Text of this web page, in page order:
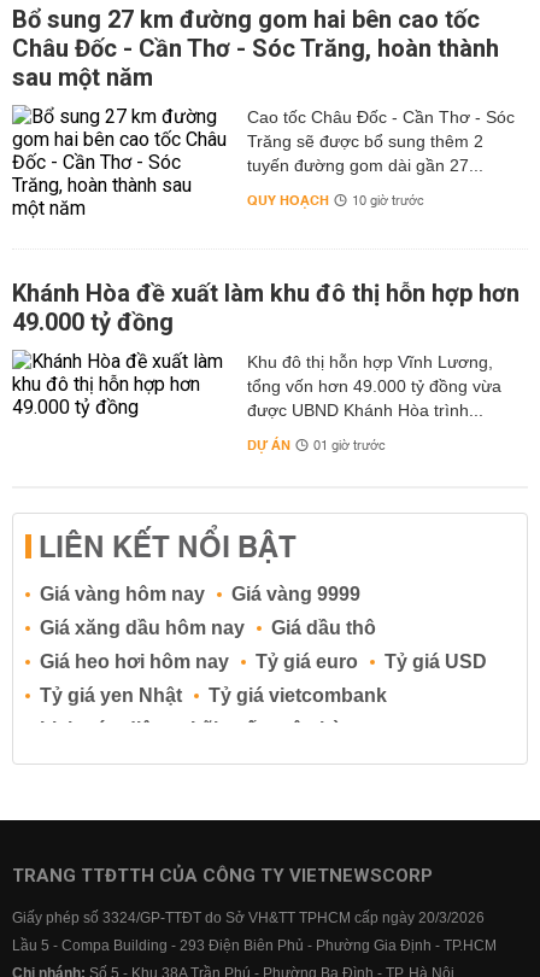
Bổ sung 27 km đường gom hai bên cao tốc
Châu Đốc - Cần Thơ - Sóc Trăng, hoàn thành
sau một năm
Cao tốc Châu Đốc - Cần Thơ - Sóc
Trăng sẽ được bổ sung thêm 2
tuyến đường gom dài gần 27...
QUY HOẠCH 10 giờ trước
Khánh Hòa đề xuất làm khu đô thị hỗn hợp hơn
49.000 tỷ đồng
Khu đô thị hỗn hợp Vĩnh Lương,
tổng vốn hơn 49.000 tỷ đồng vừa
được UBND Khánh Hòa trình...
DỰ ÁN 01 giờ trước
LIÊN KẾT NỔI BẬT
Giá vàng hôm nay
Giá vàng 9999
Giá xăng dầu hôm nay
Giá dầu thô
Giá heo hơi hôm nay
Tỷ giá euro
Tỷ giá USD
Tỷ giá yen Nhật
Tỷ giá vietcombank
Lịch cúp điện
Lãi suất ngân hàng
Lãi suất tiết kiệm
Lãi suất tiền gửi
Lãi suất ngân hàng BIDV
Lãi suất ngân hàng Vietcombank
TRANG TTĐTTH CỦA CÔNG TY VIETNEWSCORP
Giấy phép số 3324/GP-TTĐT do Sở VH&TT TPHCM cấp ngày 20/3/2026
Lầu 5 - Compa Building - 293 Điện Biên Phủ - Phường Gia Định - TP.HCM